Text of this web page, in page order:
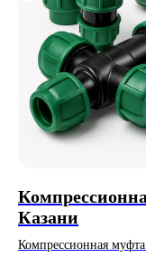
Казани
Компрессионная